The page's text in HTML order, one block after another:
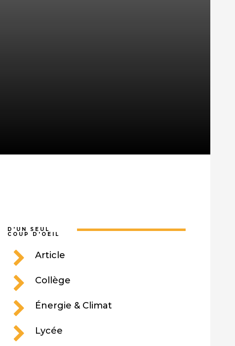
D'UN SEUL
COUP D'OEIL
Article
Collège
Énergie & Climat
Lycée